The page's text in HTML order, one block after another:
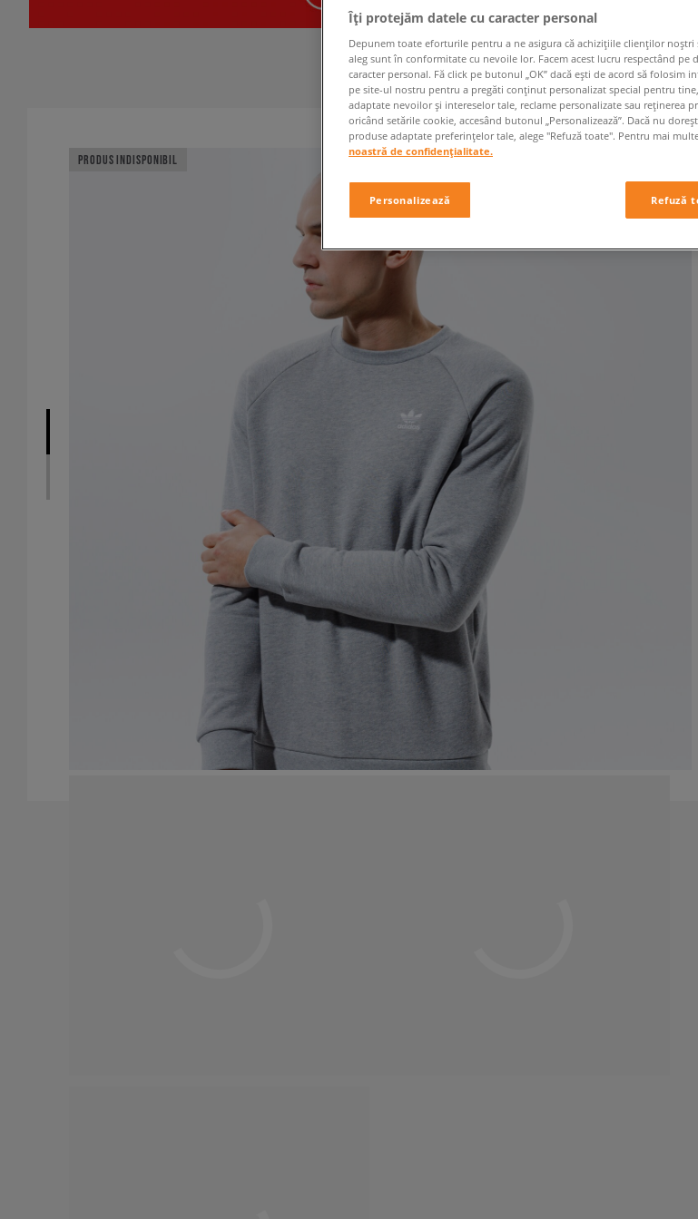
PRODUS INDISPONIBIL
Îți protejăm datele cu caracter personal
Depunem toate eforturile pentru a ne asigura că achizițiile clienților
aleg sunt în conformitate cu nevoile lor. Facem acest lucru respectând
caracter personal. Fă click pe butonul „OK” dacă ești de acord să folosim
pe site-ul nostru pentru a pregăti conținut personalizat special pentru
adaptate nevoilor și intereselor tale, reclame personalizate sau reținerea
oricând setările cookie, accesând butonul „Personalizează”. Dacă nu
produse adaptate preferințelor tale, alege "Refuză toate". Pentru mai
noastră de confidențialitate.
Personalizează Refuză